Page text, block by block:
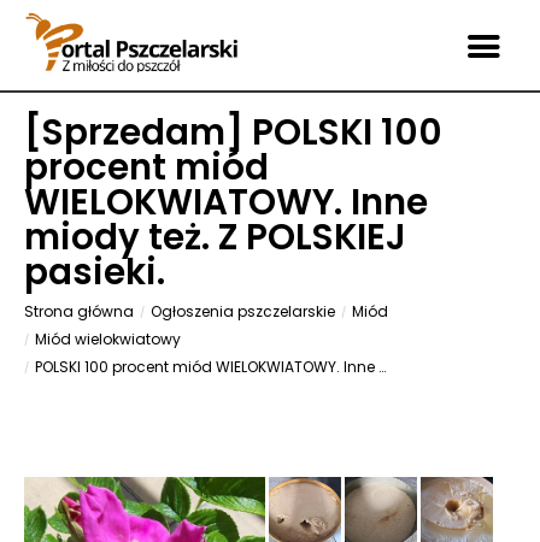
[Sprzedam] POLSKI 100
procent miód
WIELOKWIATOWY. Inne
miody też. Z POLSKIEJ
pasieki.
Strona główna Ogłoszenia pszczelarskie
Miód
Miód wielokwiatowy
POLSKI 100 procent miód WIELOKWIATOWY. Inne miody też. Z POLSKIEJ pasieki.